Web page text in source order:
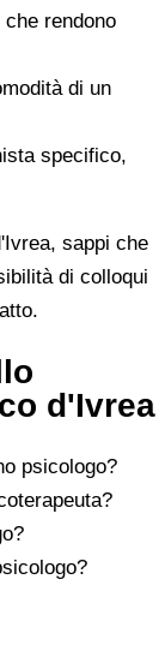
rendono
di un
specifico,
sappi che
di colloqui
d'Ivrea
psicologo?